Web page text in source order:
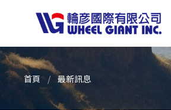
產品
首頁 最新訊息